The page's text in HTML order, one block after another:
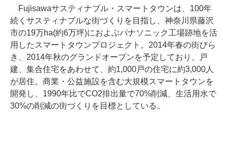
Fujisawaサスティナブル・スマートタウンは、100年
続くサスティナブルな街づくりを目指し、神奈川県藤沢
市の19万ha(約6万坪)におよぶパナソニック工場跡地を活
用したスマートタウンプロジェクト。2014年春の街びら
き、2014年秋のグランドオープンを予定しており、戸
建、集合住宅をあわせて、約1,000戸の住宅に約3,000人
が居住。商業・公益施設を含む大規模スマートタウンを
開発し、1990年比でCO2排出量で70%削減、生活用水で
30%の削減の街づくりを目標としている。